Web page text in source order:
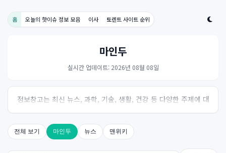
홈 오늘의 핫이슈 정보 모음 이사 토렌트 사이트 순위
마인두
실시간 업데이트: 2026년 08월 08일
정보창고는 최신 뉴스, 과학, 기술, 생활, 건강 등 다양한 주제에 대
한 신뢰성 있는 정보를 제공하는 온라인 자료실입니다.
전체 보기 마인두 뉴스 맨위키